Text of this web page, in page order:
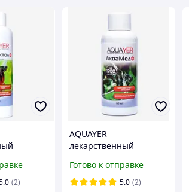
(2)
AQUAYER
лекарственный
60мл
Готово к отправке
5.0 (2)